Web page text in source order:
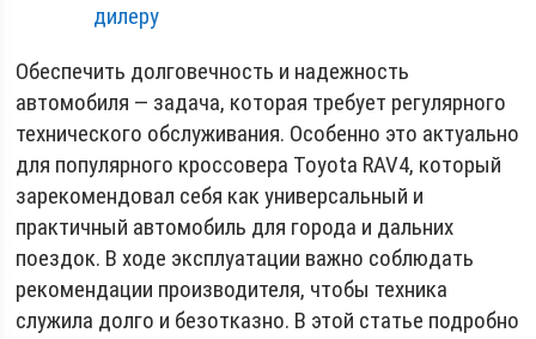
дилеру
Обеспечить долговечность и надежность
автомобиля — задача, которая требует регулярного
технического обслуживания. Особенно это актуально
для популярного кроссовера Toyota RAV4, который
зарекомендовал себя как универсальный и
практичный автомобиль для города и дальних
поездок. В ходе эксплуатации важно соблюдать
рекомендации производителя, чтобы техника
служила долго и безотказно. В этой статье подробно